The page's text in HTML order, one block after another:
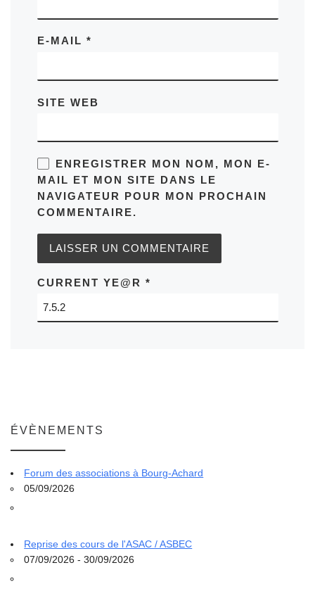
E-MAIL *
SITE WEB
ENREGISTRER MON NOM, MON E-
MAIL ET MON SITE DANS LE
NAVIGATEUR POUR MON PROCHAIN
COMMENTAIRE.
CURRENT YE@R *
ÉVÈNEMENTS
Forum des associations à Bourg-Achard
05/09/2026
Reprise des cours de l'ASAC / ASBEC
07/09/2026 - 30/09/2026